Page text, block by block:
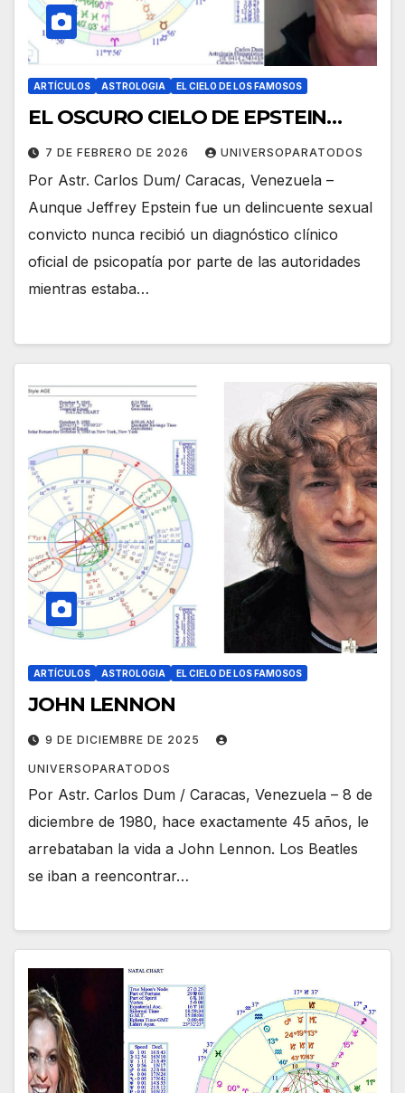
ARTÍCULOS ASTROLOGIA EL CIELO DE LOS FAMOSOS
EL OSCURO CIELO DE EPSTEIN…
7 DE FEBRERO DE 2026 UNIVERSOPARATODOS
Por Astr. Carlos Dum/ Caracas, Venezuela –
Aunque Jeffrey Epstein fue un delincuente sexual
convicto nunca recibió un diagnóstico clínico
oficial de psicopatía por parte de las autoridades
mientras estaba…
ARTÍCULOS ASTROLOGIA EL CIELO DE LOS FAMOSOS
JOHN LENNON
9 DE DICIEMBRE DE 2025
UNIVERSOPARATODOS
Por Astr. Carlos Dum / Caracas, Venezuela – 8 de
diciembre de 1980, hace exactamente 45 años, le
arrebataban la vida a John Lennon. Los Beatles
se iban a reencontrar…